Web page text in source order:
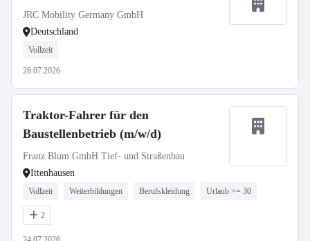
JRC Mobility Germany GmbH
Deutschland
Vollzeit
28.07.2026
Traktor-Fahrer für den
Baustellenbetrieb (m/w/d)
Franz Blum GmbH Tief- und Straßenbau
Ittenhausen
Vollzeit Weiterbildungen Berufskleidung Urlaub >= 30
2